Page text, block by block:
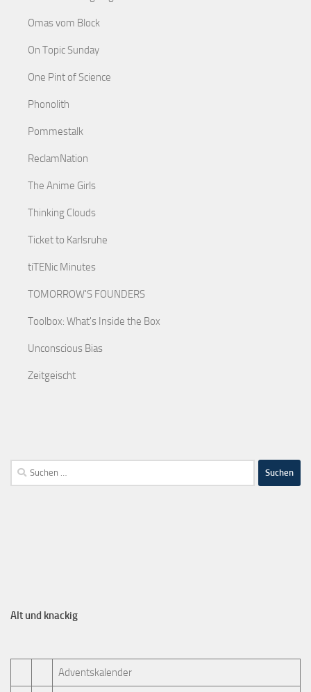
Omas vom Block
On Topic Sunday
One Pint of Science
Phonolith
Pommestalk
ReclamNation
The Anime Girls
Thinking Clouds
Ticket to Karlsruhe
tiTENic Minutes
TOMORROW'S FOUNDERS
Toolbox: What's Inside the Box
Unconscious Bias
Zeitgeischt
Alt und knackig
Adventskalender